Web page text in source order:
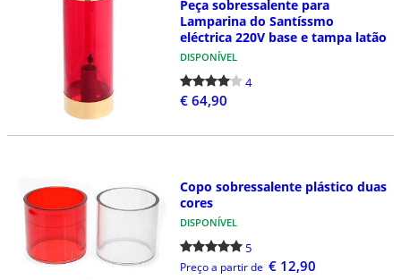
Peça sobressalente para
Lamparina do Santíssmo
eléctrica 220V base e tampa latão
DISPONÍVEL
4
€ 64,90
Copo sobressalente plástico duas
cores
DISPONÍVEL
5
Preço a partir de € 12,90